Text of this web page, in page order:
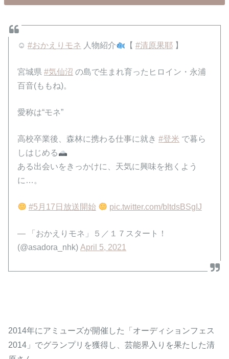
☺#おかえりモネ 人物紹介 【 #清原果耶】
宮城県#気仙沼 の島で生まれ育ったヒロイン・永浦
百音(ももね)。
愛称は“モネ”
高校卒業後、森林に携わる仕事に就き#登米 で暮ら
しはじめる
ある出会いをきっかけに、天気に興味を抱くよう
に…。
#5月17日放送開始 pic.twitter.com/bltdsBSgIJ
— 「おかえりモネ」５／１７スタート！
(@asadora_nhk)April 5, 2021
2014年にアミューズが開催した「オーディションフェス
2014」でグランプリを獲得し、芸能界入りを果たした清